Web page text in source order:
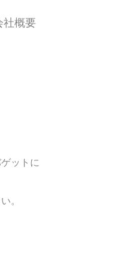
社概要
ットに
。